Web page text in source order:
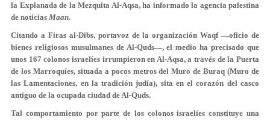
la Explanada de la Mezquita Al-Aqsa, ha informado la agencia palestina
de noticias Maan.
Citando a Firas al-Dibs, portavoz de la organización Waqf —oficio de
bienes religiosos musulmanes de Al-Quds—, el medio ha precisado que
unos 167 colonos israelíes irrumpieron en Al-Aqsa, a través de la Puerta
de los Marroquíes, situada a pocos metros del Muro de Buraq (Muro de
las Lamentaciones, en la tradición judía), sita en el corazón del casco
antiguo de la ocupada ciudad de Al-Quds.
Tal comportamiento por parte de los colonos israelíes constituye una